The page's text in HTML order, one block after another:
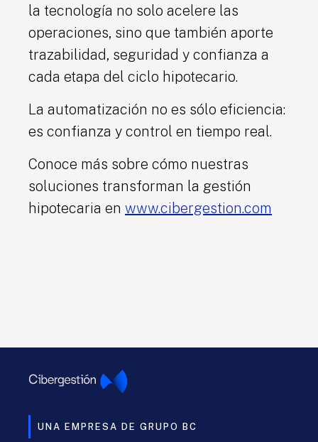
la tecnología no solo acelere las
operaciones, sino que también aporte
trazabilidad, seguridad y confianza a
cada etapa del ciclo hipotecario.
La automatización no es sólo eficiencia:
es confianza y control en tiempo real.
Conoce más sobre cómo nuestras
soluciones transforman la gestión
hipotecaria en www.cibergestion.com
UNA EMPRESA DE GRUPO BC